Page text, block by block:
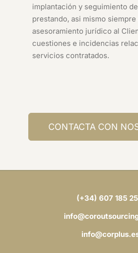
implantación y seguimiento
prestando, asi mismo
asesoramiento jurídico al
cuestiones e incidencias
servicios contratados.
CONTACTA CON
(+34) 607 185